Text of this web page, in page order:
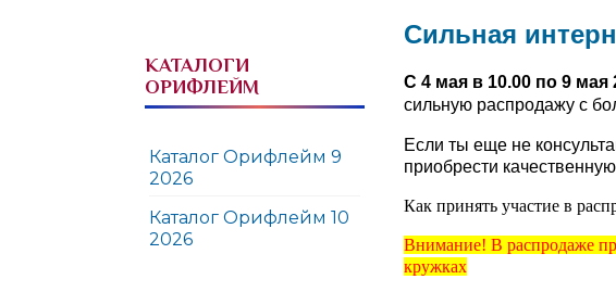
КАТАЛОГИ
ОРИФЛЕЙМ
Каталог Орифлейм 9
2026
Каталог Орифлейм 10
2026
Сильная
С 4 мая в 10.00 по 9 мая
сильную распродажу с
Если ты еще не
приобрести
Как принять участие в
Внимание! В распродаже
кружках